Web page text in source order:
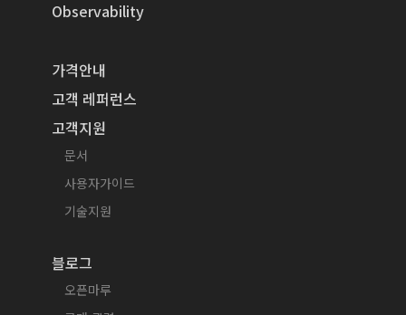
Observability
가격안내
고객 레퍼런스
고객지원
문서
사용자가이드
기술지원
블로그
오픈마루